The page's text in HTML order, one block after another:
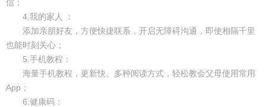
信；
4.我的家人 ：
添加亲朋好友，方便快捷联系，开启无障碍沟通，即使相隔千里
也能时刻关心；
5.手机教程：
海量手机教程，更新快。多种阅读方式，轻松教会父母使用常用
App；
6.健康码：